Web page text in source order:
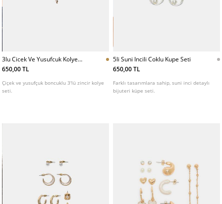
3lu Cicek Ve Yusufcuk Kolye
Seti
650,00 TL
Çiçek ve yusufçuk boncuklu 3'lü zincir kolye
seti.
5li Suni Incili Coklu Kupe Seti
650,00 TL
Farklı tasarımlara sahip, suni inci detaylı
bijuteri küpe seti.